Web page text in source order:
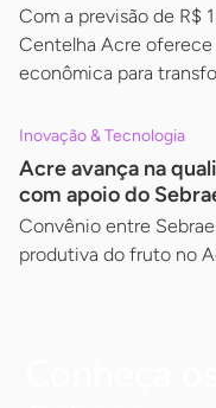
Com a previsão de R$
Centelha Acre oferece
econômica para
Inovação & Tecnologia
Acre avança na
com apoio do
Convênio entre
produtiva do fruto no